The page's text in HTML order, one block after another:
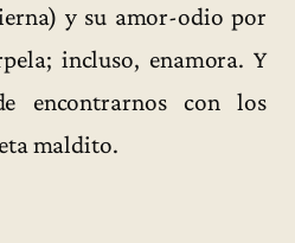
y su amor-odio por
incluso, enamora. Y
encontrarnos con los
maldito.